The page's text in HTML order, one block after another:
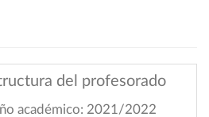
del profesorado
académico: 2021/2022